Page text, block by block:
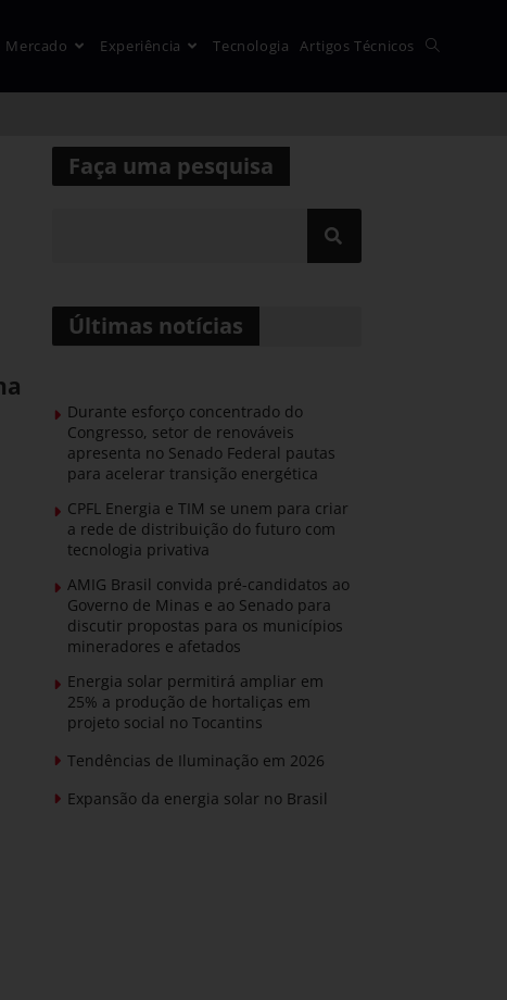
Mercado Experiência Tecnologia Artigos Técnicos
Faça uma pesquisa
Últimas notícias
Durante esforço concentrado do
Congresso, setor de renováveis
apresenta no Senado Federal pautas
para acelerar transição energética
CPFL Energia e TIM se unem para criar
a rede de distribuição do futuro com
tecnologia privativa
AMIG Brasil convida pré-candidatos ao
Governo de Minas e ao Senado para
discutir propostas para os municípios
mineradores e afetados
Energia solar permitirá ampliar em
25% a produção de hortaliças em
projeto social no Tocantins
Tendências de Iluminação em 2026
Expansão da energia solar no Brasil